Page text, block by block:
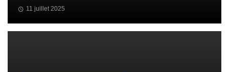
11 juillet 2025